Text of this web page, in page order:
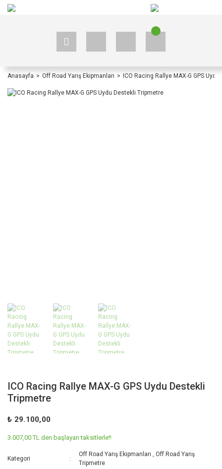
Anasayfa Off Road Yarış Ekipmanları ICO Racing Rallye MAX-G GPS
ICO Racing Rallye MAX-G GPS Uydu Destekli
Tripmetre
₺ 29.100,00
3.007,00 TL den başlayan taksitlerle!!
Kategori
Off Road Yarış Ekipmanları ,Off Road Yarış
Tripmetre